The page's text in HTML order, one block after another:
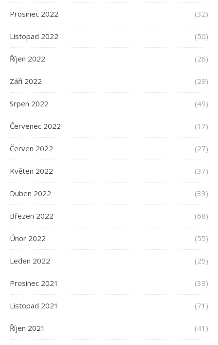
Prosinec 2022 (32)
Listopad 2022 (50)
Říjen 2022 (26)
Září 2022 (29)
Srpen 2022 (49)
Červenec 2022 (17)
Červen 2022 (27)
Květen 2022 (37)
Duben 2022 (33)
Březen 2022 (68)
Únor 2022 (55)
Leden 2022 (25)
Prosinec 2021 (39)
Listopad 2021 (71)
Říjen 2021 (41)